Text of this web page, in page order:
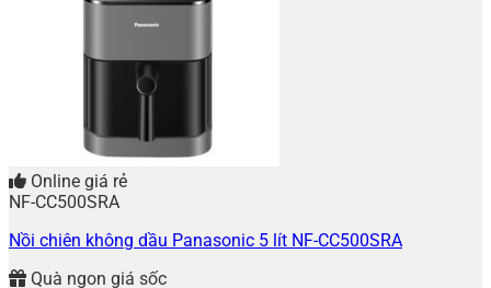
Online giá rẻ
NF-CC500SRA
Nồi chiên không dầu Panasonic 5 lít NF-CC500SRA
Quà ngon giá sốc